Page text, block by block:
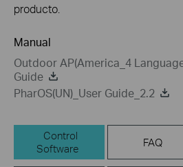
producto.
Manual
Outdoor AP(America_4
Guide
PharOS(UN)_User Guide_2.2
Control
Software
FAQ